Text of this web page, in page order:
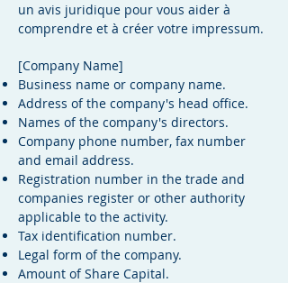
un avis juridique pour vous aider à
comprendre et à créer votre impressum.
[Company Name]
Business name or company name.
Address of the company's head office.
Names of the company's directors.
Company phone number, fax number
and email address.
Registration number in the trade and
companies register or other authority
applicable to the activity.
Tax identification number.
Legal form of the company.
Amount of Share Capital.